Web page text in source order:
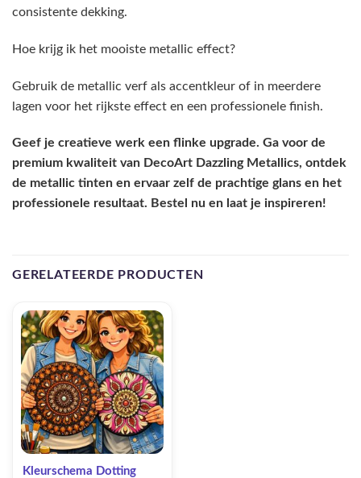
consistente dekking.
Hoe krijg ik het mooiste metallic effect?
Gebruik de metallic verf als accentkleur of in meerdere
lagen voor het rijkste effect en een professionele finish.
Geef je creatieve werk een flinke upgrade. Ga voor de
premium kwaliteit van DecoArt Dazzling Metallics, ontdek
de metallic tinten en ervaar zelf de prachtige glans en het
professionele resultaat. Bestel nu en laat je inspireren!
GERELATEERDE PRODUCTEN
Kleurschema Dotting